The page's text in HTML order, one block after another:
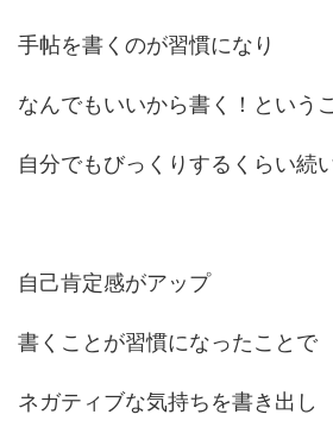
手帖を書くのが習慣になり
なんでもいいから書く！という
自分でもびっくりするくらい続
自己肯定感がアップ
書くことが習慣になったことで
ネガティブな気持ちを書き出し